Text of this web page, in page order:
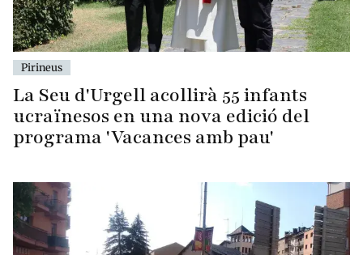
Pirineus
La Seu d'Urgell acollirà 55 infants
ucraïnesos en una nova edició del
programa 'Vacances amb pau'